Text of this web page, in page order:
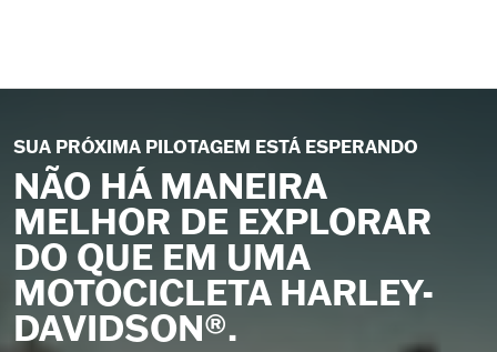
SUA PRÓXIMA PILOTAGEM ESTÁ ESPERANDO
NÃO HÁ MANEIRA
MELHOR DE EXPLORAR
DO QUE EM UMA
MOTOCICLETA HARLEY-
DAVIDSON®.